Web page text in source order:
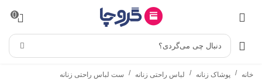
0
دنبال چی می‌گردی؟
خانه / پوشاک زنانه / لباس راحتی زنانه / ست لباس راحتی زنانه